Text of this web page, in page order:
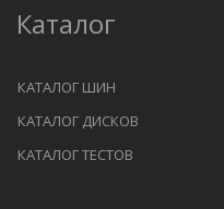
Каталог
КАТАЛОГ ШИН
КАТАЛОГ ДИСКОВ
КАТАЛОГ ТЕСТОВ